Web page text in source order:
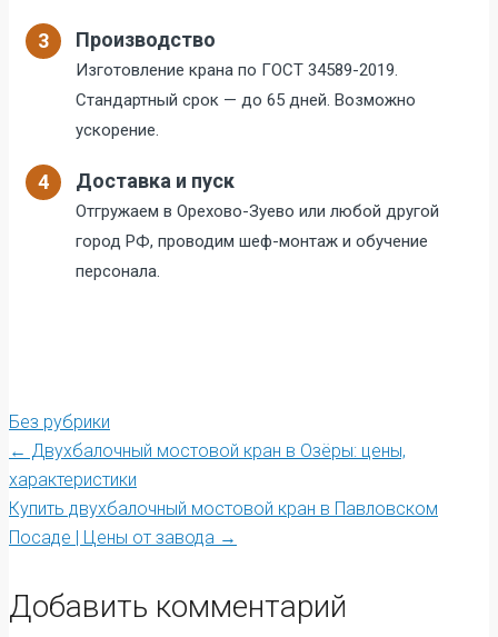
3 Производство
Изготовление крана по ГОСТ 34589-2019.
Стандартный срок — до 65 дней. Возможно
ускорение.
4 Доставка и пуск
Отгружаем в Орехово-Зуево или любой другой
город РФ, проводим шеф-монтаж и обучение
персонала.
Без рубрики
Post
navigation
← Двухбалочный мостовой кран в Озёры: цены,
характеристики
Купить двухбалочный мостовой кран в Павловском
Посаде | Цены от завода →
Добавить комментарий